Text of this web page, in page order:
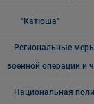
"Катюша"
Региональные
военной операции и
Национальная